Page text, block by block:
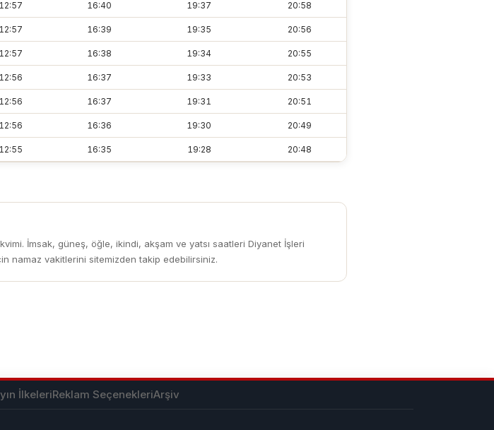
12:57 16:40 19:37 20:58
12:57 16:39 19:35 20:56
12:57 16:38 19:34 20:55
12:56 16:37 19:33 20:53
12:56 16:37 19:31 20:51
12:56 16:36 19:30 20:49
12:55 16:35 19:28 20:48
İmsak, güneş, öğle, ikindi, akşam ve yatsı saatleri Diyanet İşleri
namaz vakitlerini sitemizden takip edebilirsiniz.
İlkeleriReklam SeçenekleriArşiv